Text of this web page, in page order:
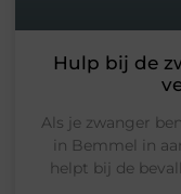
Hulp bij de
Als je zwanger
in Bemmel in
helpt bij de